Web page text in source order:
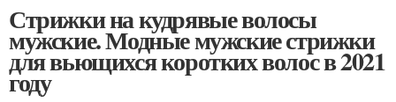
Стрижки на кудрявые волосы
мужские. Модные мужские стрижки
для вьющихся коротких волос в 2021
году